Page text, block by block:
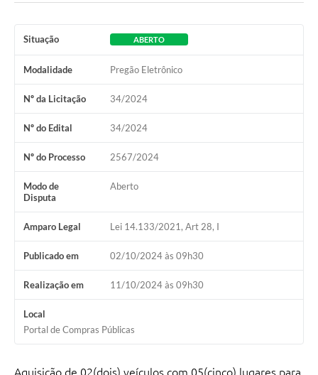
Audiências Públicas
Turismo
Obras
Galeria de Vídeos
Links
Serviços Online
Telefones Úteis
Situação ABERTO
Modalidade Pregão Eletrônico
Nº da Licitação 34/2024
Nº do Edital 34/2024
Nº do Processo 2567/2024
Modo de
Disputa
Aberto
Amparo Legal Lei 14.133/2021, Art 28, I
Publicado em 02/10/2024 às 09h30
Realização em 11/10/2024 às 09h30
Local
Portal de Compras Públicas
Aquisição de 02(dois) veículos com 05(cinco) lugares para